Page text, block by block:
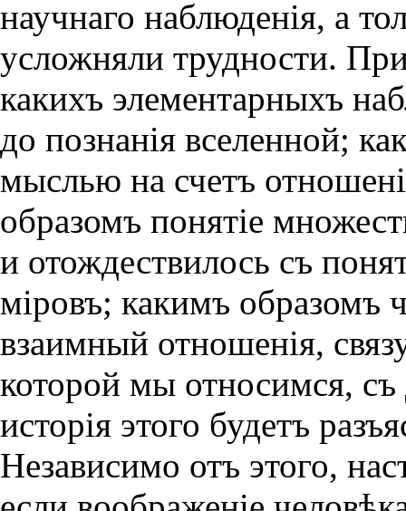
научнаго наблюденiя, а
усложняли трудности.
какихъ элементарныхъ
до познанiя вселенной;
мыслью на счетъ
образомъ понятiе
и отождествилось съ
мiровъ; какимъ образомъ
взаимный отношенiя,
которой мы относимся,
исторiя этого будетъ
Независимо отъ этого,